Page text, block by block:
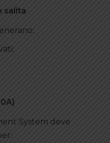
salita
System deve